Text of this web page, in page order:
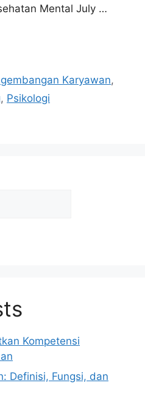
Mental July …
Karyawan,
, Psikologi
Kompetensi
Definisi, Fungsi, dan